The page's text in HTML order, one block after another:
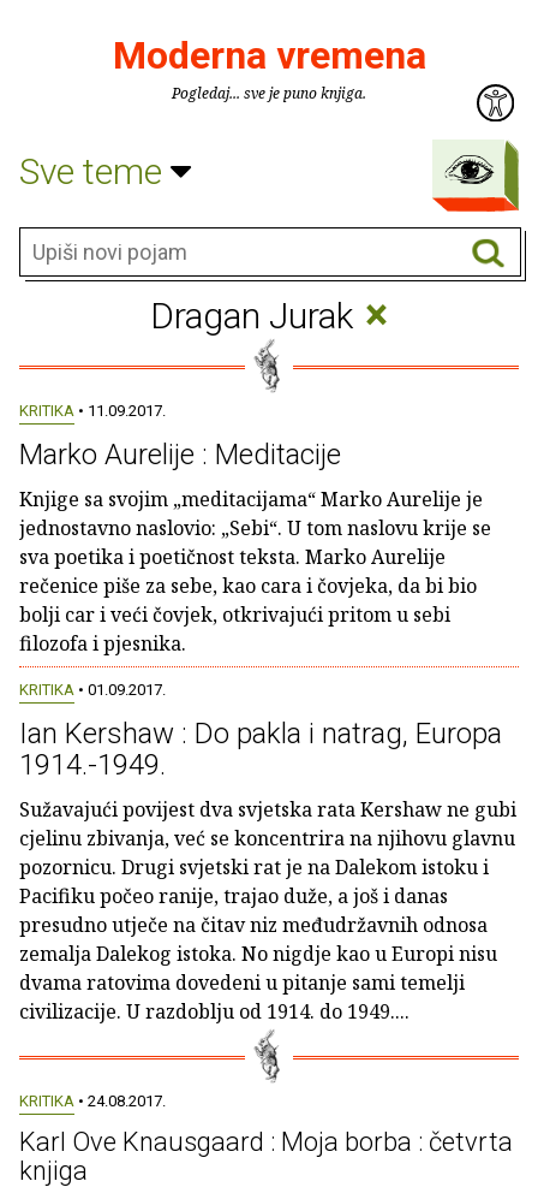
Moderna vremena
Pogledaj... sve je puno knjiga.
Sve teme
Dragan Jurak ×
KRITIKA • 11.09.2017.
Marko Aurelije : Meditacije
Knjige sa svojim „meditacijama“ Marko Aurelije je
jednostavno naslovio: „Sebi“. U tom naslovu krije se
sva poetika i poetičnost teksta. Marko Aurelije
rečenice piše za sebe, kao cara i čovjeka, da bi bio
bolji car i veći čovjek, otkrivajući pritom u sebi
filozofa i pjesnika.
KRITIKA • 01.09.2017.
Ian Kershaw : Do pakla i natrag, Europa
1914.-1949.
Sužavajući povijest dva svjetska rata Kershaw ne gubi
cjelinu zbivanja, već se koncentrira na njihovu glavnu
pozornicu. Drugi svjetski rat je na Dalekom istoku i
Pacifiku počeo ranije, trajao duže, a još i danas
presudno utječe na čitav niz međudržavnih odnosa
zemalja Dalekog istoka. No nigdje kao u Europi nisu
dvama ratovima dovedeni u pitanje sami temelji
civilizacije. U razdoblju od 1914. do 1949....
KRITIKA • 24.08.2017.
Karl Ove Knausgaard : Moja borba : četvrta
knjiga